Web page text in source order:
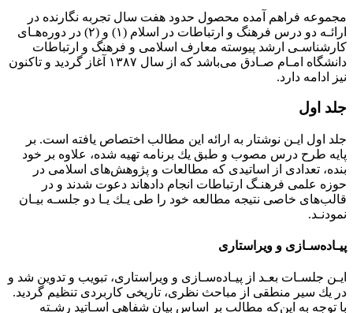
ﻣﺠﻤﻮﻋﻪ ﻓﺮاﻫﻢ آﻣﺪه ﻣﺤﺼﻮل ﺣﺪود ﻫﻔﺖ ﺳﺎل ﺗﺠﺮﺑﻪ ﻧﮕﺎرﻧﺪه در
اراﺋـﻪ دو درس ﻓﺮﻫﻨﮓ و ارﺗﺒﺎﻃﺎت در اﺳﻼم (١) و (٢) در دورهﻫـﺎى
ﻛﺎرﺷﻨﺎﺳـﻰ ارﺷﺪ ﭘﻴﻮﺳﺘﻪ ﻣﻌﺎرف اﺳﻼﻣﻰ و ﻓﺮﻫﻨﮓ و ارﺗﺒﺎﻃﺎت
داﻧﺸﮕﺎه اﻣـﺎم ﺻـﺎدق ﻣﻰﺑﺎﺷﺪ ﻛﻪ از ﺳﺎل ١٣٨٧ آﻏﺎز ﮔﺮدﻳﺪ و ﺗﺎﻛﻨﻮن
ﻧﻴﺰ اداﻣﻪ دارد.
ﺟﻠﺪ اول
ﺟﻠﺪ اول اﻳـﻦ ﻧﻮﺷﺘﺎر ﺑﻪ اراﺋﻪ اﻳﻦ ﻣﻄﺎﻟﺐ اﺧﺘﺼﺎص ﻳﺎﻓﺘﻪ اﺳﺖ. ﺑﺮ
ﭘﺎﻳﻪ ﻃﺮح درس ﻣﺼﻮب و ﻃﺒﻖ ﻳﻚ ﺑﺮﻧﺎﻣﻪ ﺗﻬﻴﻪ ﺷﺪه، ﻋﻼوه ﺑﺮ ﺧﻮد
ﺑﻨﺪه، ﺗﻌﺪادى از اﺳﺎﺗﻴﺪى ﻛﻪ ﻣﻄﺎﻟﻌﺎت و ﭘﮋوﻫﺶﻫﺎى اﺳﻼﻣﻰ در
ﺣﻮزه ﻋﻠﻤﻰ ﻓﺮﻫﻨـﮓ ارﺗﺒﺎﻃﺎت اﻧﺠﺎم دادهاﻧﺪ دﻋﻮت ﺷﺪﻧﺪ و در
ﻗﺎﻟﺐﻫﺎى ﺧﺎﺻﻰ ﻧﺘﻴﺠﻪ ﻣﻄﺎﻟﻌﻪ ﺧﻮد را ﻃﻰ ﻳـﻚ ﻳـﺎ دو ﺟﻠﺴـﻪ ﺑﻴـﺎن
ﻧﻤﻮدﻧـﺪ.
ﭘﻴـﺎدهﺳـﺎزى و وﻳﺮاﺳﺘﺎرى
اﻳـﻦ ﺟﻠﺴـﺎت ﺑﻌـﺪ از ﭘﻴـﺎدهﺳـﺎزى و وﻳﺮاﺳﺘﺎرى، ﺗﺒﻮﻳﺐ و ﺗﺪوﻳﻦ ﺷﺪ و
در ﻳﻚ ﺳﻴﺮ ﻣﻨﻄﻘﻰ از ﻣﺒﺎﺣﺚ ﻧﻈﺮى، ﺗﺎرﻳﺨﻰ ﻛﺎرﺑﺮدى ﺗﻨﻈﻴﻢ ﮔﺮدﻳﺪ.
ﺑﺎ ﺗﻮﺟﻪ ﺑﻪ اﻳﻦﻛﻪ ﻣﻄﺎﻟﺐ ﺑﺮ اﺳﺎس ﺑﻴﺎن ﺷﻔﺎﻫﻰ اﺳـﺎﺗﻴﺪ رﺷـﺘﻪ